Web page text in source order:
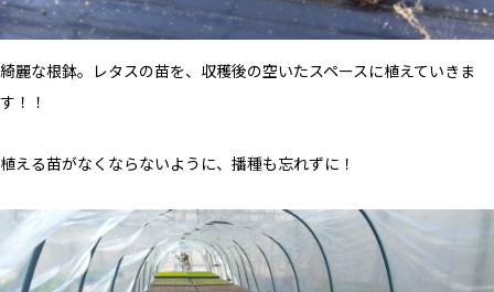
綺麗な根鉢。レタスの苗を、収穫後の空いたスペースに植えていきま
す！！
植える苗がなくならないように、播種も忘れずに！